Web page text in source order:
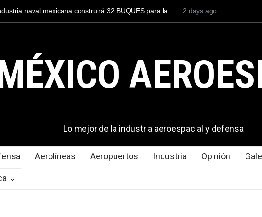
a un piloto para volar los nuevos C-130J mexicanos
México se posiciona
del mundo, al superar
exportaciones en el
4 days ago
Lo mejor de la industria aeroespacial y defensa
Aerolíneas Aeropuertos Industria Opinión